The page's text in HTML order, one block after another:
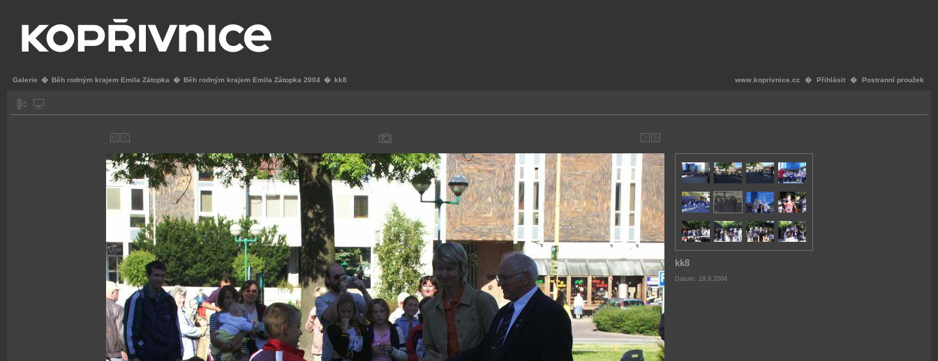
www.koprivnice.cz � Přihlásit � Postranní proužek
Galerie � Běh rodným krajem Emila Zátopka � Běh rodným krajem Emila Zátopka 2004 � kk8
kk8
Datum: 18.9.2004